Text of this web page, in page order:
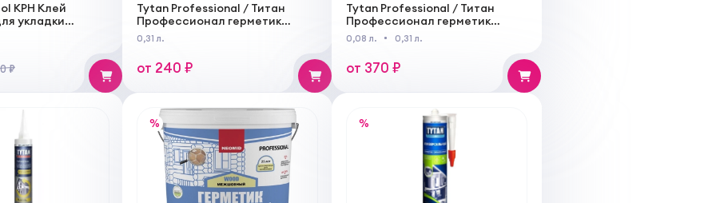
КРH Клей
укладки
доски
₽
Tytan Professional / Титан
Профессионал герметик
акриловый
0,31 л.
от 240 ₽
Tytan Professional / Титан
Профессионал герметик
силиконовый санитарный
0,08 л. 0,31 л.
от 370 ₽
% %